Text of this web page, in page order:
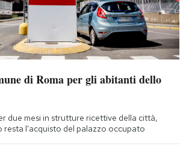
di Roma per gli abitanti dello
due mesi in strutture ricettive della città,
resta l'acquisto del palazzo occupato